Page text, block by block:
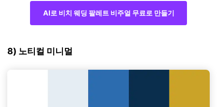
AI로 비치 웨딩 팔레트 비주얼 무료로 만들기
8) 노티컬 미니멀